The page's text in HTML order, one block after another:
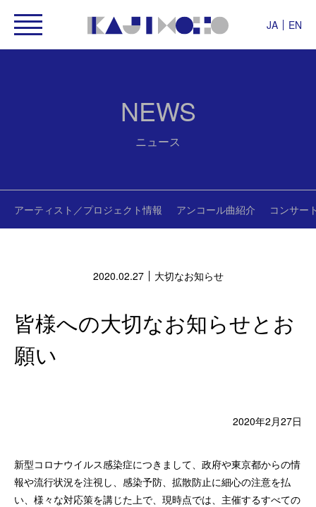
JA EN
NEWS
ニュース
アーティスト／プロジェクト情報 アンコール曲紹介 コンサー
2020.02.27 大切なお知らせ
皆様への大切なお知らせとお
願い
2020年2月27日
新型コロナウイルス感染症につきまして、政府や東京都からの情
報や流行状況を注視し、感染予防、拡散防止に細心の注意を払
い、様々な対応策を講じた上で、現時点では、主催するすべての